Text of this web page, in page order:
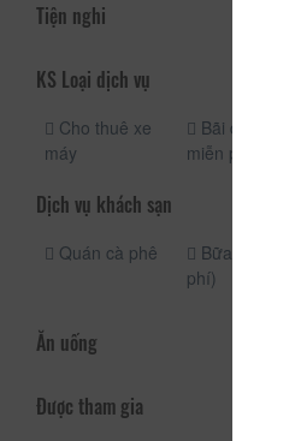
Tiện nghi
KS Loại dịch vụ
Cho thuê xe
máy
Bãi đậu xe
miễn phí
Dịch vụ khách sạn
Quán cà phê
Bữa sáng (Trả
phí)
Ăn uống
Được tham gia